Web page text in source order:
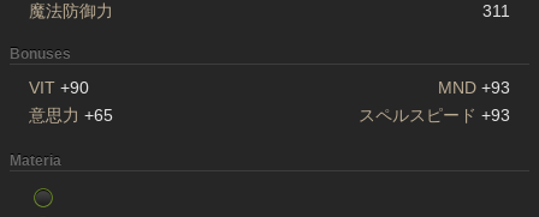
魔法防御力
311
Bonuses
VIT +90 MND +93
意思力 +65 スペルスピード +93
Materia